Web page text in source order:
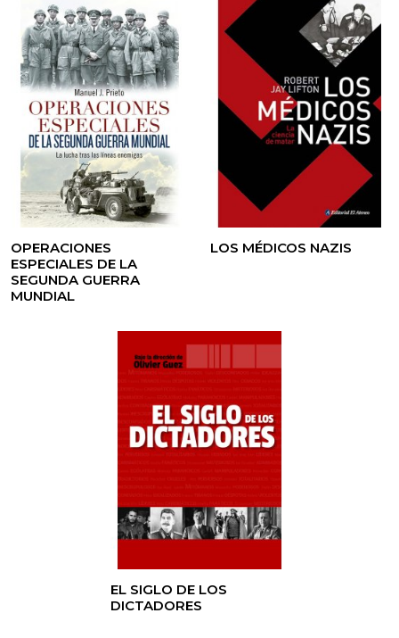
OPERACIONES
ESPECIALES DE LA
SEGUNDA GUERRA
MUNDIAL
LOS MÉDICOS NAZIS
EL SIGLO DE LOS
DICTADORES